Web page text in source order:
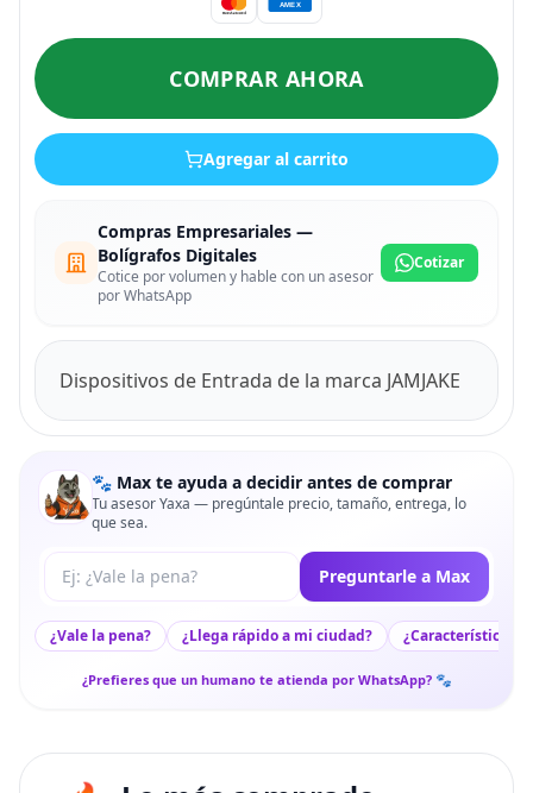
COMPRAR AHORA
Agregar al carrito
Compras Empresariales —
Bolígrafos Digitales
Cotice por volumen y hable con un asesor
por WhatsApp
Cotizar
Dispositivos de Entrada de la marca JAMJAKE
🐾 Max te ayuda a decidir antes de comprar
Tu asesor Yaxa — pregúntale precio, tamaño, entrega, lo
que sea.
Tu pregunta a Max Preguntarle a Max
¿Vale la pena? ¿Llega rápido a mi ciudad? ¿Características
¿Prefieres que un humano te atienda por WhatsApp? 🐾